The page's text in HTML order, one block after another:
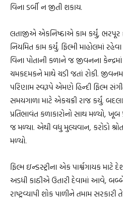
વિના ડર્બી ન જીતી શકાય.
લતાજીએ એકનિષ્ઠાએ કામ કર્યું,
નિયમિત કામ કર્યું. ફિલ્મી માહોલમાં
વિના પોતાની કળાને જ જીવનના
ચમકદમકને માથે ચડી જતાં રોકી.
પરિણામ સ્વરૂપે એમણે હિન્દી ફિલ્મ
સમયગાળા માટે એકચક્રી રાજ કર્યું.
પ્રતિભાવંત કળાકારોનો સાથ મળ્યો, ખૂબ
જ મળ્યા. એથી વધુ મુલ્યવાન, કરોડો
મળ્યો.
ફિલ્મ ઇન્ડસ્ટ્રીના એક પાર્શ્વગાયક માટે
અડધી કાઠીએ ઉતારી દેવામાં આવે, બબ્બે
રાષ્ટ્રવ્યાપી શોક પાળીને તમામ